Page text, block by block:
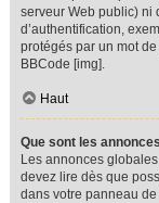
serveur Web public) ni
d’authentification,
protégés par un mot
BBCode [img].
Haut
Que sont les
Les annonces
devez lire dès que
dans votre panneau